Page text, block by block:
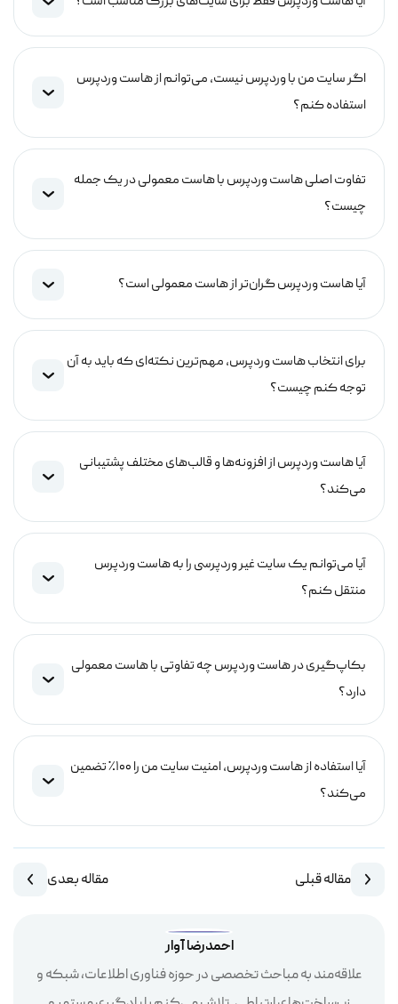
اگر سایت من با وردپرس نیست، می‌توانم از هاست وردپرس
استفاده کنم؟
تفاوت اصلی هاست وردپرس با هاست معمولی در یک جمله
چیست؟
آیا هاست وردپرس گران‌تر از هاست معمولی است؟
برای انتخاب هاست وردپرس، مهم‌ترین نکته‌ای که باید به آن
توجه کنم چیست؟
آیا هاست وردپرس از افزونه‌ها و قالب‌های مختلف پشتیبانی
می‌کند؟
آیا می‌توانم یک سایت غیر وردپرسی را به هاست وردپرس
منتقل کنم؟
بکاپ‌گیری در هاست وردپرس چه تفاوتی با هاست معمولی
دارد؟
آیا استفاده از هاست وردپرس، امنیت سایت من را ۱۰۰٪ تضمین
می‌کند؟
مقاله قبلی مقاله بعدی
احمدرضا آوار
علاقه‌مند به مباحث تخصصی در حوزه فناوری اطلاعات، شبکه و